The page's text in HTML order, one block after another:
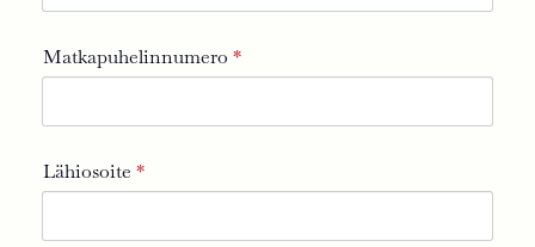
Matkapuhelinnumero *
Lähiosoite *